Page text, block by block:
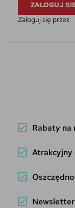
ZALOGUJ
Zaloguj się przez
Rabaty na
Atrakcyjny